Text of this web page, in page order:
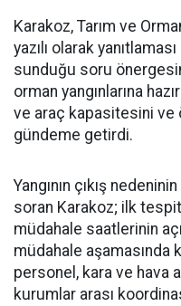
Karakoz, Tarım ve
yazılı olarak
sunduğu soru
orman yangınlarına
ve araç kapasitesini
gündeme getirdi.
Yangının çıkış
soran Karakoz; ilk
müdahale saatlerinin
müdahale aşamasında
personel, kara ve hava
kurumlar arası